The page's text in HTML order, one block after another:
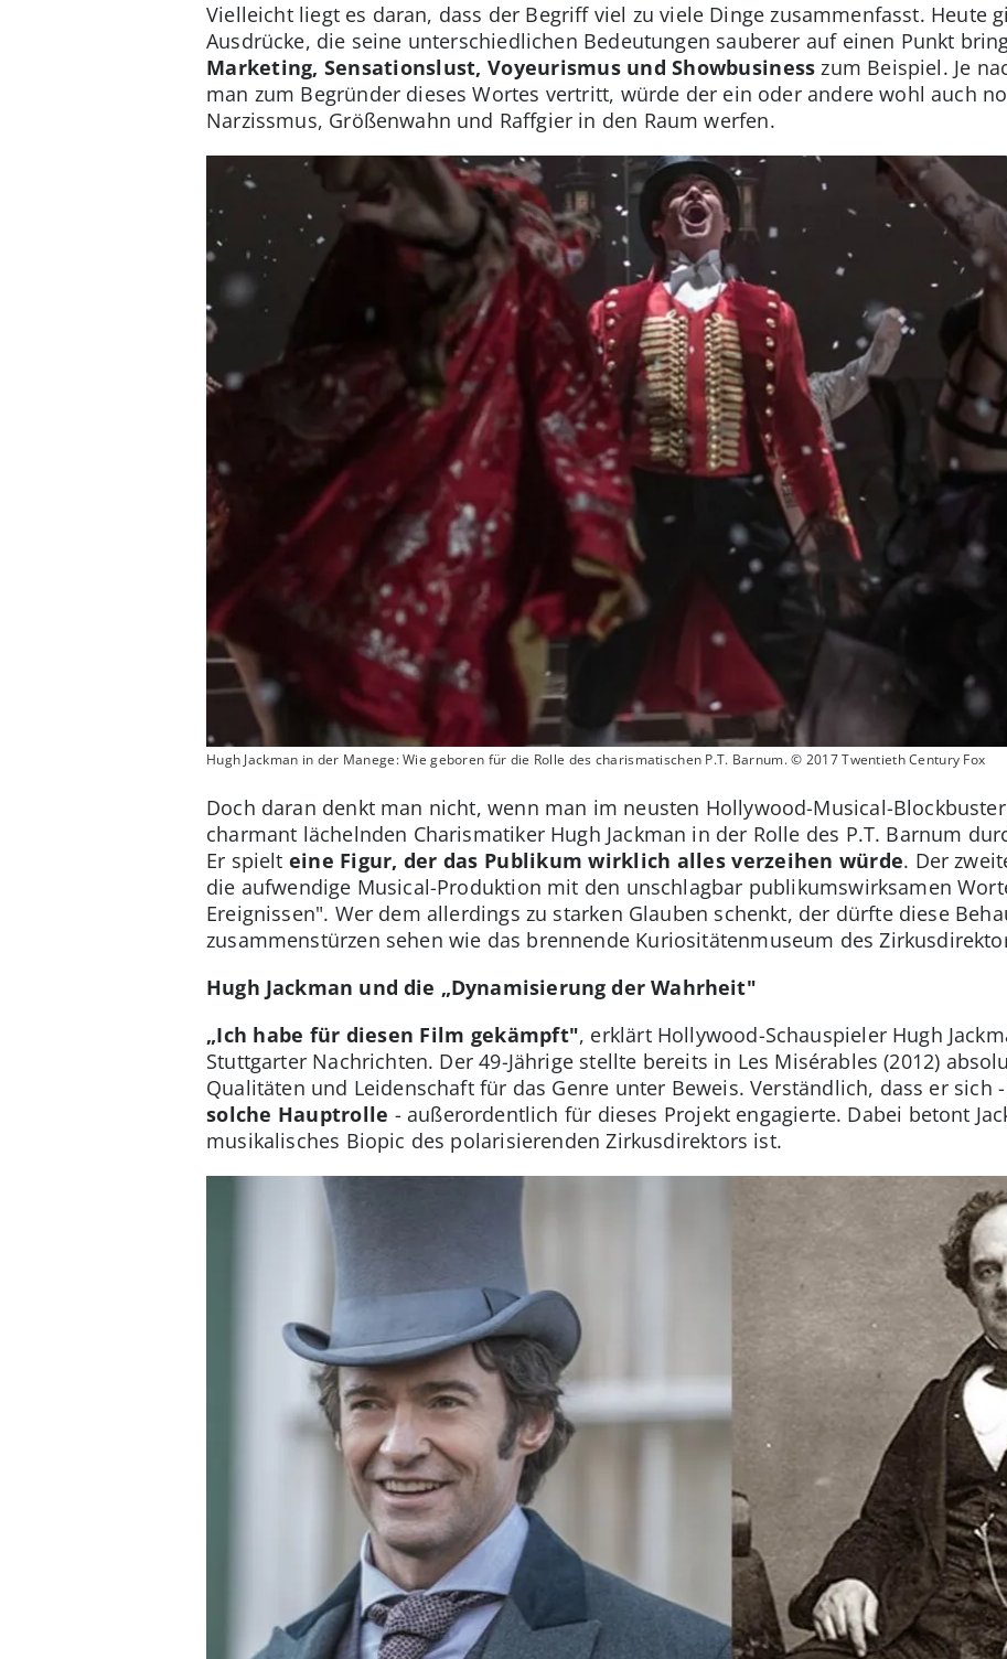
Vielleicht liegt es daran, dass der Begriff viel zu viele Dinge zusammenfasst. Heute
Ausdrücke, die seine unterschiedlichen Bedeutungen sauberer auf einen Punkt
Marketing, Sensationslust, Voyeurismus und Showbusiness zum Beispiel. Je
man zum Begründer dieses Wortes vertritt, würde der ein oder andere wohl auch
Narzissmus, Größenwahn und Raffgier in den Raum werfen.
Hugh Jackman in der Manege: Wie geboren für die Rolle des charismatischen P.T. Barnum. © 2017 Twentieth Century Fox
Doch daran denkt man nicht, wenn man im neusten Hollywood-Musical-
charmant lächelnden Charismatiker Hugh Jackman in der Rolle des P.T. Barnum
Er spielt eine Figur, der das Publikum wirklich alles verzeihen würde. Der
die aufwendige Musical-Produktion mit den unschlagbar publikumswirksamen
Ereignissen". Wer dem allerdings zu starken Glauben schenkt, der dürfte diese
zusammenstürzen sehen wie das brennende Kuriositätenmuseum des
Hugh Jackman und die „Dynamisierung der Wahrheit"
„Ich habe für diesen Film gekämpft", erklärt Hollywood-Schauspieler Hugh
Stuttgarter Nachrichten. Der 49-Jährige stellte bereits in Les Misérables (2012)
Qualitäten und Leidenschaft für das Genre unter Beweis. Verständlich, dass er sich
solche Hauptrolle - außerordentlich für dieses Projekt engagierte. Dabei betont
musikalisches Biopic des polarisierenden Zirkusdirektors ist.